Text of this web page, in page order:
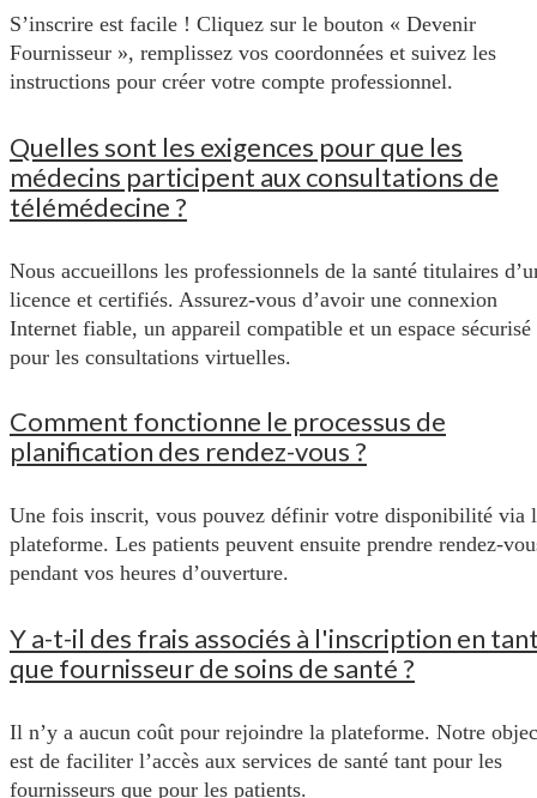
S’inscrire est facile ! Cliquez sur le bouton « Devenir
Fournisseur », remplissez vos coordonnées et suivez les
instructions pour créer votre compte professionnel.
Quelles sont les exigences pour que les
médecins participent aux consultations de
télémédecine ?
Nous accueillons les professionnels de la santé titulaires
licence et certifiés. Assurez-vous d’avoir une connexion
Internet fiable, un appareil compatible et un espace sécurisé
pour les consultations virtuelles.
Comment fonctionne le processus de
planification des rendez-vous ?
Une fois inscrit, vous pouvez définir votre disponibilité via
plateforme. Les patients peuvent ensuite prendre rendez-
pendant vos heures d’ouverture.
Y a-t-il des frais associés à l'inscription en
que fournisseur de soins de santé ?
Il n’y a aucun coût pour rejoindre la plateforme. Notre
est de faciliter l’accès aux services de santé tant pour les
fournisseurs que pour les patients.